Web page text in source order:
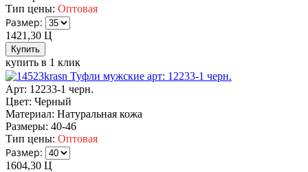
Тип цены: Оптовая
Размер:
1421,30 Ц
купить в 1 клик
Туфли мужские арт: 12233-1 черн.
Арт: 12233-1 черн.
Цвет: Черный
Материал: Натуральная кожа
Размеры: 40-46
Тип цены: Оптовая
Размер:
1604,30 Ц